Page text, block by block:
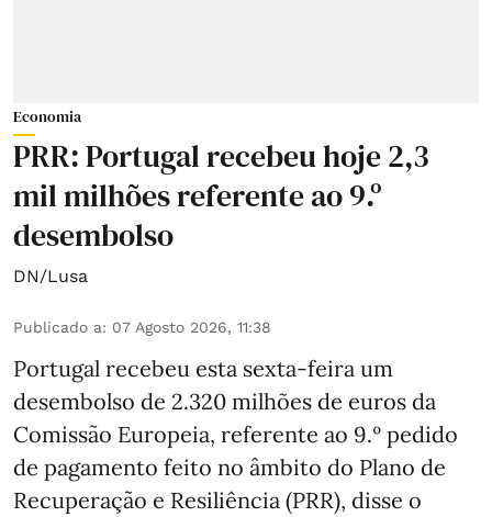
Economia
PRR: Portugal recebeu hoje 2,3
mil milhões referente ao 9.º
desembolso
DN/Lusa
Publicado a: 07 Agosto 2026, 11:38
Portugal recebeu esta sexta-feira um
desembolso de 2.320 milhões de euros da
Comissão Europeia, referente ao 9.º pedido
de pagamento feito no âmbito do Plano de
Recuperação e Resiliência (PRR), disse o